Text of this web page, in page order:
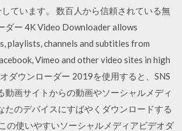
ています。 数百人から信頼されている無
ダー 4K Video Downloader allows
playlists, channels and subtitles from
Vimeo and other video sites in high
ダウンローダー 2019を使用すると、SNS
動画サイトからの動画やソーシャルメディ
たのデバイスにすばやくダウンロードする
の使いやすいソーシャルメディアビデオダ